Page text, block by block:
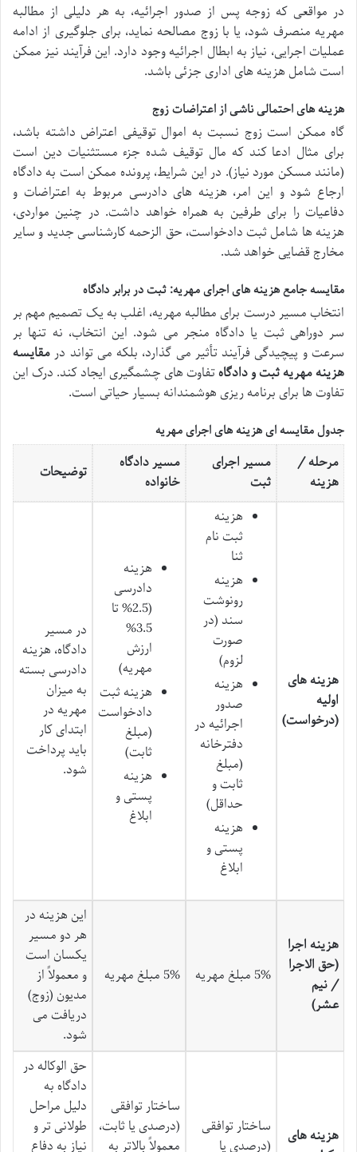
در مواقعی که زوجه پس از صدور اجرائیه، به هر دلیلی از مطالبه
مهریه منصرف شود، یا با زوج مصالحه نماید، برای جلوگیری از ادامه
عملیات اجرایی، نیاز به ابطال اجرائیه وجود دارد. این فرآیند نیز ممکن
است شامل هزینه های اداری جزئی باشد.
هزینه های احتمالی ناشی از اعتراضات زوج
گاه ممکن است زوج نسبت به اموال توقیفی اعتراض داشته باشد،
برای مثال ادعا کند که مال توقیف شده جزء مستثنیات دین است
(مانند مسکن مورد نیاز). در این شرایط، پرونده ممکن است به دادگاه
ارجاع شود و این امر، هزینه های دادرسی مربوط به اعتراضات و
دفاعیات را برای طرفین به همراه خواهد داشت. در چنین مواردی،
هزینه ها شامل ثبت دادخواست، حق الزحمه کارشناسی جدید و سایر
مخارج قضایی خواهد شد.
مقایسه جامع هزینه های اجرای مهریه: ثبت در برابر دادگاه
انتخاب مسیر درست برای مطالبه مهریه، اغلب به یک تصمیم مهم بر
سر دوراهی ثبت یا دادگاه منجر می شود. این انتخاب، نه تنها بر
سرعت و پیچیدگی فرآیند تأثیر می گذارد، بلکه می تواند در مقایسه
هزینه مهریه ثبت و دادگاهتفاوت های چشمگیری ایجاد کند. درک این
تفاوت ها برای برنامه ریزی هوشمندانه بسیار حیاتی است.
جدول مقایسه ای هزینه های اجرای مهریه
مرحله /
هزینه
مسیر اجرای
ثبت
مسیر دادگاه
خانواده
توضیحات
هزینه های
اولیه
(درخواست)
هزینه
ثبت نام
ثنا
هزینه
رونوشت
سند (در
صورت
لزوم)
هزینه
صدور
اجرائیه در
دفترخانه
(مبلغ
ثابت و
حداقل)
هزینه
پستی و
ابلاغ
هزینه
دادرسی
(2.5% تا
3.5%
ارزش
مهریه)
هزینه ثبت
دادخواست
(مبلغ
ثابت)
هزینه
پستی و
ابلاغ
در مسیر
دادگاه، هزینه
دادرسی بسته
به میزان
مهریه در
ابتدای کار
باید پرداخت
شود.
هزینه اجرا
(حق الاجرا
/ نیم
عشر)
5% مبلغ مهریه 5% مبلغ مهریه
این هزینه در
هر دو مسیر
یکسان است
و معمولاً از
مدیون (زوج)
دریافت می
شود.
هزینه های
ساختار توافقی
(درصدی یا
ساختار توافقی
(درصدی یا ثابت،
معمولاً بالاتر به
حق الوکاله در
دادگاه به
دلیل مراحل
طولانی تر و
نیاز به دفاع